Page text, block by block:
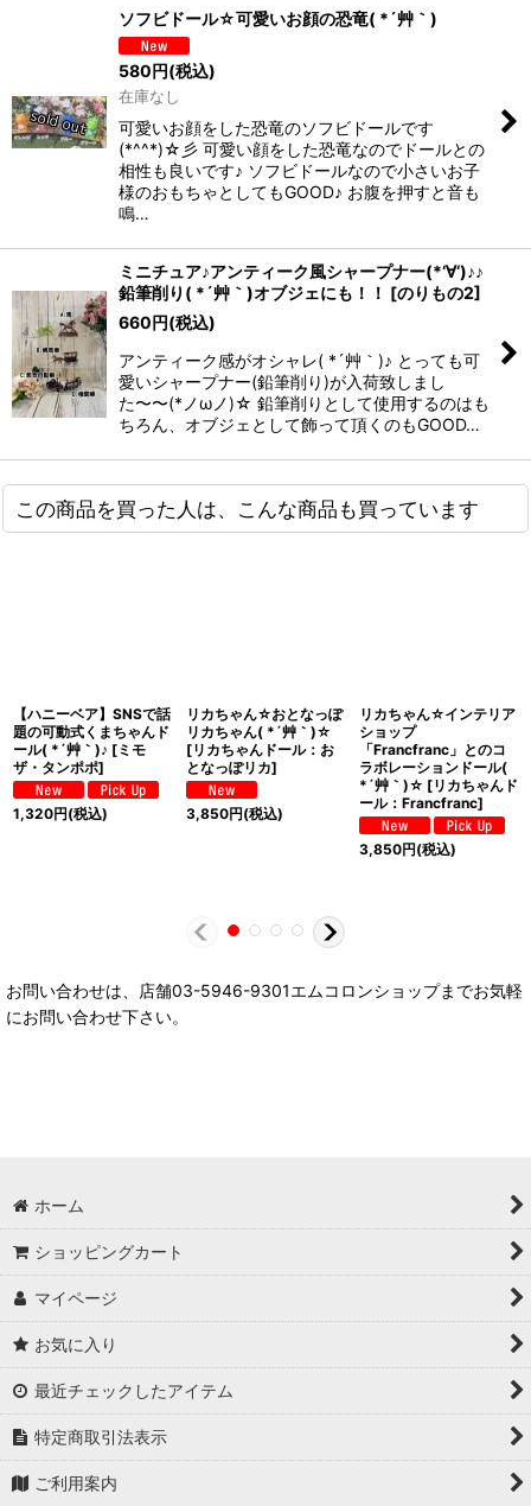
ソフビドール☆可愛いお顔の恐竜( *´艸｀)
580円(税込)
在庫なし
可愛いお顔をした恐竜のソフビドールです
(*^^*)☆彡 可愛い顔をした恐竜なのでドールとの
相性も良いです♪ ソフビドールなので小さいお子
様のおもちゃとしてもGOOD♪ お腹を押すと音も
鳴…
ミニチュア♪アンティーク風シャープナー(*‘∀‘)♪♪
鉛筆削り( *´艸｀)オブジェにも！！ [のりもの2]
660円(税込)
アンティーク感がオシャレ( *´艸｀)♪ とっても可
愛いシャープナー(鉛筆削り)が入荷致しまし
た〜〜(*ノωノ)☆ 鉛筆削りとして使用するのはも
ちろん、オブジェとして飾って頂くのもGOOD…
この商品を買った人は、こんな商品も買っています
【ハニーベア】SNSで話
題の可動式くまちゃんド
ール( *´艸｀)♪ [ ミモ
ザ・タンポポ]
1,320円(税込)
リカちゃん☆おとなっぽ
リカちゃん( *´艸｀)☆
[リカちゃんドール：お
となっぽリカ]
3,850円(税込)
リカちゃん☆インテリア
ショップ
「Francfranc」とのコ
ラボレーションドール(
*´艸｀)☆ [リカちゃんド
ール：Francfranc]
3,850円(税込)
お問い合わせは、店舗03-5946-9301エムコロンショップまでお気軽
にお問い合わせ下さい。
ホーム
ショッピングカート
マイページ
お気に入り
最近チェックしたアイテム
特定商取引法表示
ご利用案内